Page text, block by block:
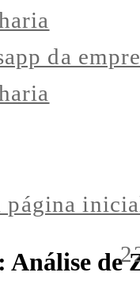
página
Análise de